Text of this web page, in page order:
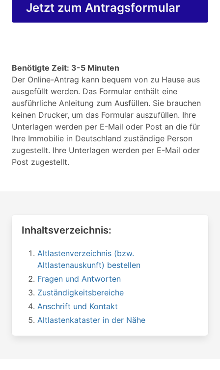
Jetzt zum Antragsformular
Benötigte Zeit: 3-5 Minuten
Der Online-Antrag kann bequem von zu Hause aus
ausgefüllt werden. Das Formular enthält eine
ausführliche Anleitung zum Ausfüllen. Sie brauchen
keinen Drucker, um das Formular auszufüllen. Ihre
Unterlagen werden per E-Mail oder Post an die für
Ihre Immobilie in Deutschland zuständige Person
zugestellt. Ihre Unterlagen werden per E-Mail oder
Post zugestellt.
Inhaltsverzeichnis:
Altlastenverzeichnis (bzw.
Altlastenauskunft) bestellen
Fragen und Antworten
Zuständigkeitsbereiche
Anschrift und Kontakt
Altlastenkataster in der Nähe